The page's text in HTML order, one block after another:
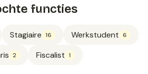
functies
Stagiaire 16 Werkstudent 6
2 Fiscalist 1